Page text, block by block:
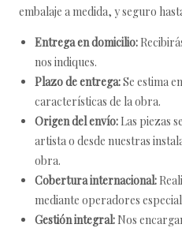
embalaje a medida, y seguro
Entrega en domicilio:
nos indiques.
Plazo de entrega:Se estima
características de la obra.
Origen del envío: Las piezas
artista o desde nuestras
obra.
Cobertura internacional:
mediante operadores
Gestión integral: Nos